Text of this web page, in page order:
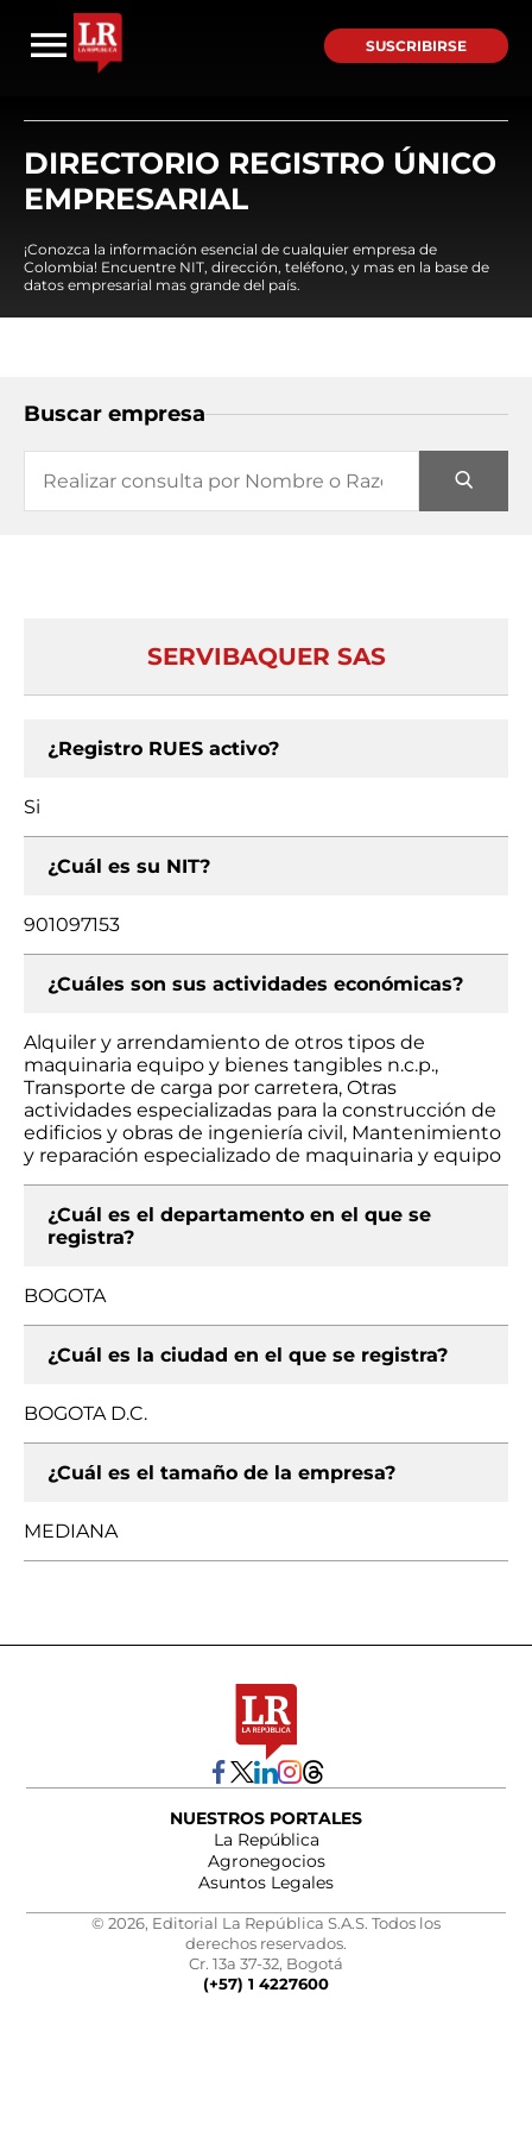
SUSCRIBIRSE
DIRECTORIO REGISTRO ÚNICO
EMPRESARIAL
¡Conozca la información esencial de cualquier empresa de
Colombia! Encuentre NIT, dirección, teléfono, y mas en la base de
datos empresarial mas grande del país.
Buscar empresa
SERVIBAQUER SAS
¿Registro RUES activo?
Si
¿Cuál es su NIT?
901097153
¿Cuáles son sus actividades económicas?
Alquiler y arrendamiento de otros tipos de
maquinaria equipo y bienes tangibles n.c.p.,
Transporte de carga por carretera, Otras
actividades especializadas para la construcción de
edificios y obras de ingeniería civil, Mantenimiento
y reparación especializado de maquinaria y equipo
¿Cuál es el departamento en el que se
registra?
BOGOTA
¿Cuál es la ciudad en el que se registra?
BOGOTA D.C.
¿Cuál es el tamaño de la empresa?
MEDIANA
NUESTROS PORTALES
La República
Agronegocios
Asuntos Legales
© 2026, Editorial La República S.A.S. Todos los
derechos reservados.
Cr. 13a 37-32, Bogotá
(+57) 1 4227600